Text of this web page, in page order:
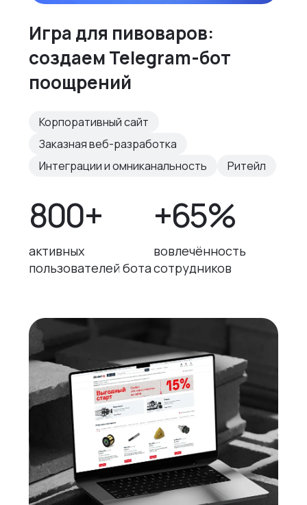
Игра для пивоваров:
создаем Telegram-бот
поощрений
Корпоративный сайт
Заказная веб-разработка
Интеграции и омниканальность
Ритейл
800+
активных
пользователей бота
+65%
вовлечённость
сотрудников